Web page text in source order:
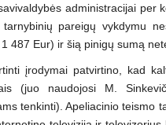
administracijai per
pareigų vykdymu
487 Eur) ir šią pinigų sumą
įrodymai patvirtino, kad
(juo naudojosi M.
tenkinti). Apeliacinio teismo